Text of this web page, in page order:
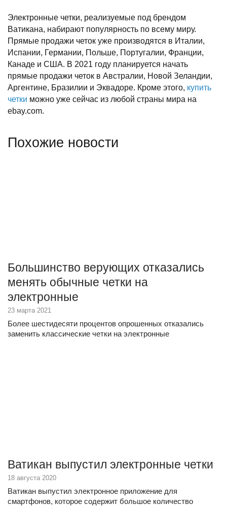
Электронные четки, реализуемые под брендом
Ватикана, набирают популярность по всему миру.
Прямые продажи четок уже производятся в Италии,
Испании, Германии, Польше, Португалии, Франции,
Канаде и США. В 2021 году планируется начать
прямые продажи четок в Австралии, Новой Зеландии,
Аргентине, Бразилии и Эквадоре. Кроме этого, купить
четки можно уже сейчас из любой страны мира на
ebay.com.
Похожие новости
Большинство верующих отказались
менять обычные четки на
электронные
23 марта 2021
Более шестидесяти процентов опрошенных отказались
заменить классические четки на электронные
Ватикан выпустил электронные четки
18 августа 2020
Ватикан выпустил электронное приложение для
смартфонов, которое содержит большое количество